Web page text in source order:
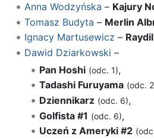
Anna Wodzyńska – Kajury
Tomasz Budyta – Merlin
Ignacy Martusewicz –
Dawid Dziarkowski –
Pan Hoshi (odc. 1),
Tadashi Furuyama (odc.
Dziennikarz (odc. 6),
Golfista #1 (odc. 6),
Uczeń z Ameryki #2